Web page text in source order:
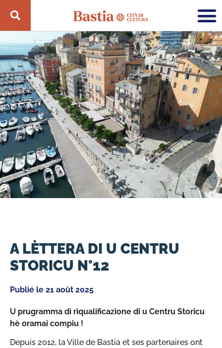
A LÈTTERA DI U CENTRU
STORICU N°12
Publié le 21 août 2025
U prugramma di riqualificazione di u Centru Storicu
hè oramai compiu !
Depuis 2012, la Ville de Bastia et ses partenaires ont